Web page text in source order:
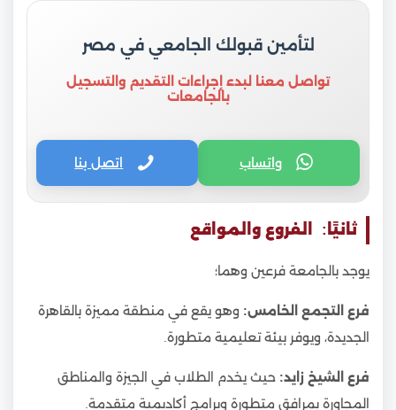
لتأمين قبولك الجامعي في مصر
تواصل معنا لبدء إجراءات التقديم والتسجيل
بالجامعات
واتساب اتصل بنا
ثانيًا: الفروع والمواقع
يوجد بالجامعة فرعين وهما؛
فرع التجمع الخامس: وهو يقع في منطقة مميزة بالقاهرة
الجديدة، ويوفر بيئة تعليمية متطورة.
فرع الشيخ زايد: حيث يخدم الطلاب في الجيزة والمناطق
المجاورة بمرافق متطورة وبرامج أكاديمية متقدمة.